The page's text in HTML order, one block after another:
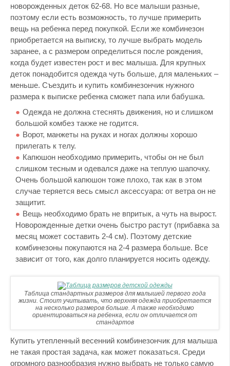
новорожденных деток 62-68. Но все малыши разные,
поэтому если есть возможность, то лучше примерить
вещь на ребенка перед покупкой. Если же комбинезон
приобретается на выписку, то лучше выбрать модель
заранее, а с размером определиться после рождения,
когда будет известен рост и вес малыша. Для крупных
деток понадобится одежда чуть больше, для маленьких –
меньше. Съездить и купить комбинезончик нужного
размера к выписке ребенка сможет папа или бабушка.
Одежда не должна стеснять движения, но и слишком
большой комбез также не годится.
Ворот, манжеты на руках и ногах должны хорошо
прилегать к телу.
Капюшон необходимо примерить, чтобы он не был
слишком тесным и одевался даже на теплую шапочку.
Очень большой капюшон тоже плохо, так как в этом
случае теряется весь смысл аксессуара: от ветра он не
защитит.
Вещь необходимо брать не впритык, а чуть на вырост.
Новорожденные детки очень быстро растут (прибавка за
месяц может составить 2-4 см). Поэтому детские
комбинезоны покупаются на 2-4 размера больше. Все
зависит от того, как долго планируется носить одежду.
Таблица стандартных размеров для малышей первого года
жизни. Стоит учитывать, что верхняя одежда приобретается
на несколько размеров больше. А также необходимо
ориентироваться на ребенка, если он отличается от
стандартов
Купить утепленный весенний комбинезончик для малыша
не такая простая задача, как может показаться. Среди
огромного разнообразия нужно выбрать не только самую